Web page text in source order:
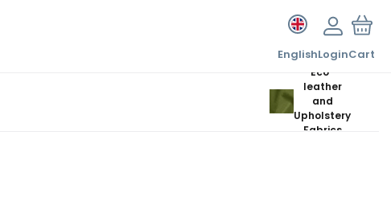
EnglishLoginCart
Eco-
leather
and
Upholstery
Fabrics